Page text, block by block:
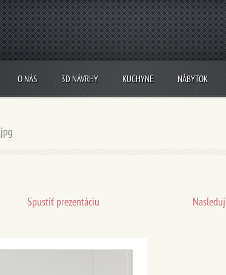
O NÁS 3D NÁVRHY KUCHYNE NÁBYTOK
Spustiť prezentáciu